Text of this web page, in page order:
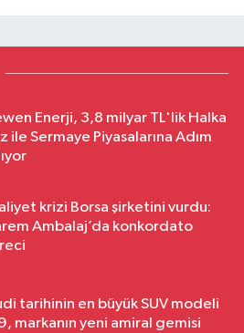
Enerji, 3,8 milyar TL'lik Halka
ile Sermaye Piyasalarına Adım
krizi Borsa şirketini vurdu:
Ambalaj’da konkordato
tarihinin en büyük SUV modeli
markanın yeni amiral gemisi